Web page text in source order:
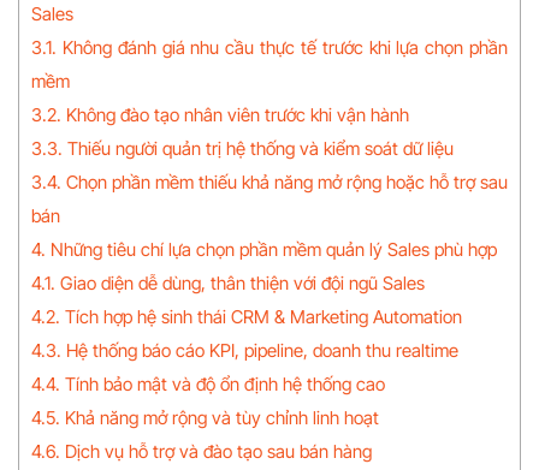
Sales
3.1. Không đánh giá nhu cầu thực tế trước khi lựa chọn phần
mềm
3.2. Không đào tạo nhân viên trước khi vận hành
3.3. Thiếu người quản trị hệ thống và kiểm soát dữ liệu
3.4. Chọn phần mềm thiếu khả năng mở rộng hoặc hỗ trợ sau
bán
4. Những tiêu chí lựa chọn phần mềm quản lý Sales phù hợp
4.1. Giao diện dễ dùng, thân thiện với đội ngũ Sales
4.2. Tích hợp hệ sinh thái CRM & Marketing Automation
4.3. Hệ thống báo cáo KPI, pipeline, doanh thu realtime
4.4. Tính bảo mật và độ ổn định hệ thống cao
4.5. Khả năng mở rộng và tùy chỉnh linh hoạt
4.6. Dịch vụ hỗ trợ và đào tạo sau bán hàng